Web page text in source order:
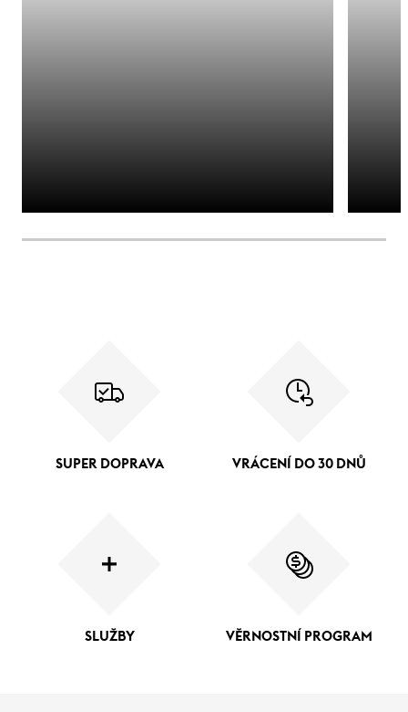
SUPER DOPRAVA VRÁCENÍ DO 30 DNŮ
SLUŽBY VĚRNOSTNÍ PROGRAM